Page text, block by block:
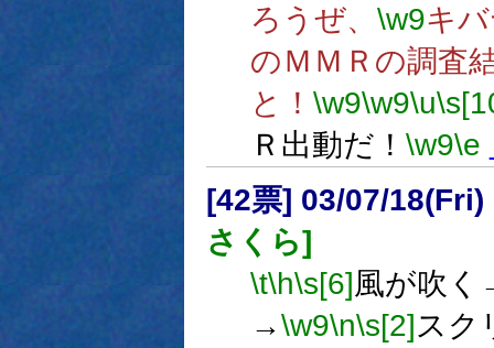
ろうぜ、 \w9キ
のＭＭＲの調査
と！ \w9\w9\u
Ｒ出動だ！ \w9\e
[42票] 03/07/
さくら]
\t\h\s[6]風が吹
→\w9\n\s[2]スク